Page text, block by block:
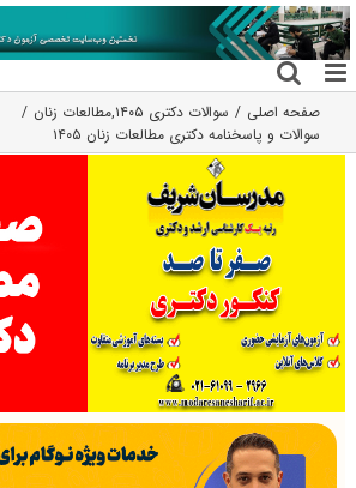
رفتن
به
محتوا
صفحه اصلی سوالات دکتری ۱۴۰۵ ,مطالعات زنان
سوالات و پاسخنامه دکتری مطالعات زنان ۱۴۰۵